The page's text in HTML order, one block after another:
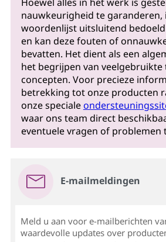
nauwkeurigheid te garanderen,
woordenlijst uitsluitend
en kan deze fouten of
bevatten. Het dient als een
het begrijpen van veelgebruikte
concepten. Voor precieze
betrekking tot onze producten
onze speciale
waar ons team direct
eventuele vragen of problemen
E-mailmeldingen
Meld u aan voor e-mailberichten
waardevolle updates over